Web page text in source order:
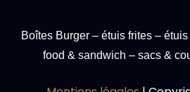
Boîtes Burger – étuis frites –
food & sandwich – sacs &